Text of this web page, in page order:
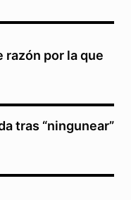
razón por la que
tras “ningunear”